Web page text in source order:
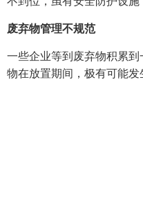
废弃物管理不规范
一些企业等到废弃物积累
物在放置期间，极有可能发